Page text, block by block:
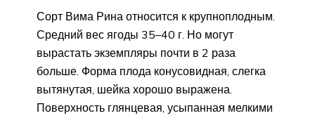
Сорт Вима Рина относится к крупноплодным.
Средний вес ягоды 35–40 г. Но могут
вырастать экземпляры почти в 2 раза
больше. Форма плода конусовидная, слегка
вытянутая, шейка хорошо выражена.
Поверхность глянцевая, усыпанная мелкими